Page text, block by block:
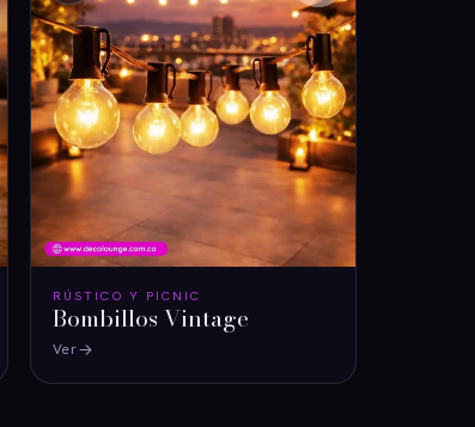
RÚSTICO Y PICNIC
Bombillos Vintage
Ver